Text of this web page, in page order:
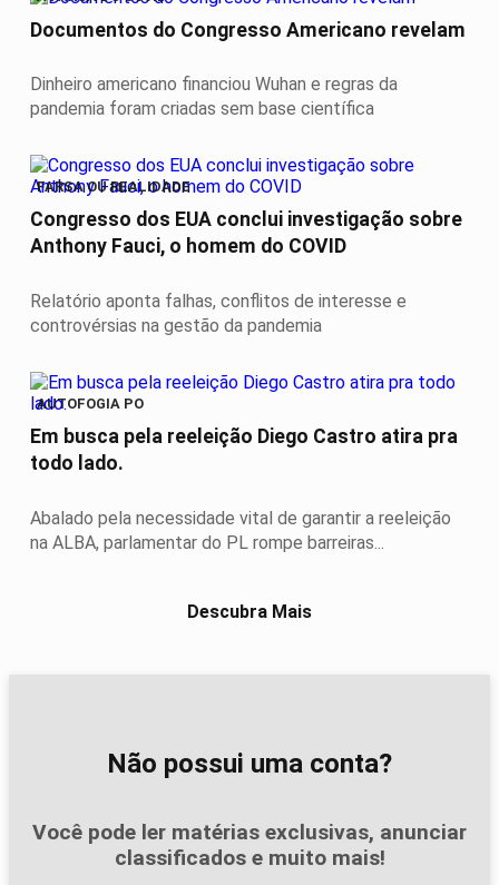
Documentos do Congresso Americano revelam
Dinheiro americano financiou Wuhan e regras da
pandemia foram criadas sem base científica
FARSA OU REALIDADE
Congresso dos EUA conclui investigação sobre
Anthony Fauci, o homem do COVID
Relatório aponta falhas, conflitos de interesse e
controvérsias na gestão da pandemia
AUTOFOGIA PO
Em busca pela reeleição Diego Castro atira pra
todo lado.
Abalado pela necessidade vital de garantir a reeleição
na ALBA, parlamentar do PL rompe barreiras...
Descubra Mais
Não possui uma conta?
Você pode ler matérias exclusivas, anunciar
classificados e muito mais!